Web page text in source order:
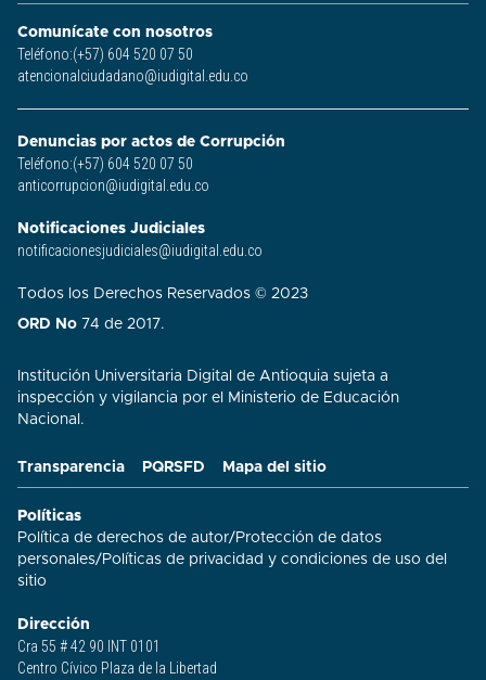
Transparencia PQRSFD Mapa del sitio
Políticas
Política de derechos de autor/ Protección de datos
personales/ Políticas de privacidad y condiciones de uso del
sitio​
Dirección
Cra 55 # 42 90 INT 0101
Centro Cívico Plaza de la Libertad
Comunícate con nosotros
Teléfono:(+57) 604 520 07 50
atencionalciudadano@iudigital.edu.co
Denuncias por actos de Corrupción
Teléfono:(+57) 604 520 07 50
anticorrupcion@iudigital.edu.co
Notificaciones Judiciales
notificacionesjudiciales@iudigital.edu.co
Todos los Derechos Reservados © 2023
ORD No 74 de 2017.
Institución Universitaria Digital de Antioquia sujeta a
inspección y vigilancia por el Ministerio de Educación
Nacional.